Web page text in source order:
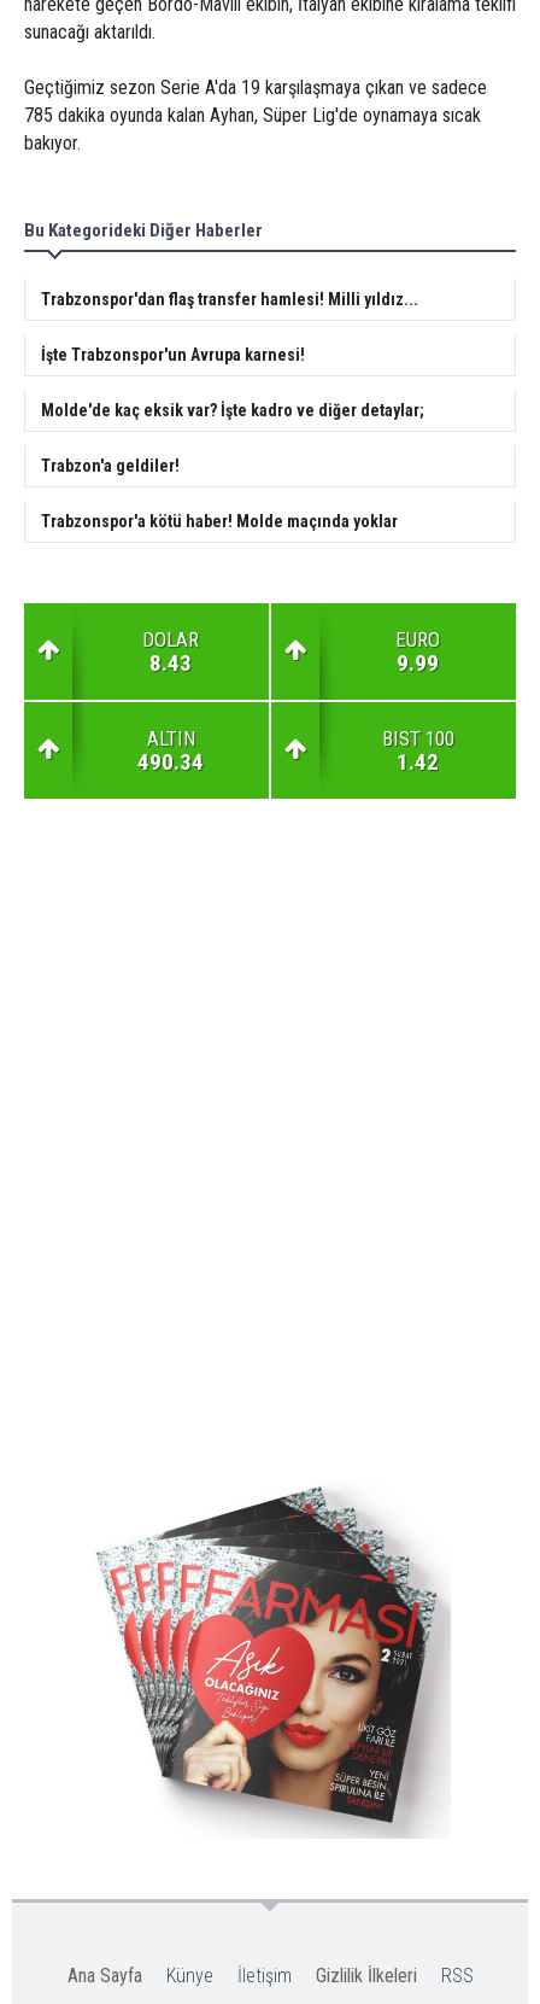
sunacağı aktarıldı.
Geçtiğimiz sezon Serie A'da 19 karşılaşmaya çıkan ve sadece
785 dakika oyunda kalan Ayhan, Süper Lig'de oynamaya sıcak
bakıyor.
Bu Kategorideki Diğer Haberler
Trabzonspor'dan flaş transfer hamlesi! Milli yıldız...
İşte Trabzonspor'un Avrupa karnesi!
Molde'de kaç eksik var? İşte kadro ve diğer detaylar;
Trabzon'a geldiler!
Trabzonspor'a kötü haber! Molde maçında yoklar
DOLAR
8.43
EURO
9.99
ALTIN
490.34
BIST 100
1.42
Ana Sayfa Künye İletişim Gizlilik İlkeleri RSS